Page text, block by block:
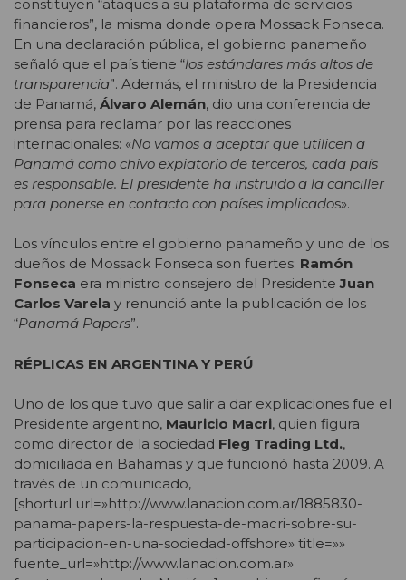
constituyen “ataques a su plataforma de servicios
financieros”, la misma donde opera Mossack Fonseca.
En una declaración pública, el gobierno panameño
señaló que el país tiene “los estándares más altos de
transparencia”. Además, el ministro de la Presidencia
de Panamá, Álvaro Alemán, dio una conferencia de
prensa para reclamar por las reacciones
internacionales: «No vamos a aceptar que utilicen a
Panamá como chivo expiatorio de terceros, cada país
es responsable. El presidente ha instruido a la canciller
para ponerse en contacto con países implicados».
Los vínculos entre el gobierno panameño y uno de los
dueños de Mossack Fonseca son fuertes: Ramón
Fonseca era ministro consejero del PresidenteJuan
Carlos Varela y renunció ante la publicación de los
“Panamá Papers”.
RÉPLICAS EN ARGENTINA Y PERÚ
Uno de los que tuvo que salir a dar explicaciones fue el
Presidente argentino, Mauricio Macri, quien figura
como director de la sociedad Fleg Trading Ltd.,
domiciliada en Bahamas y que funcionó hasta 2009. A
través de un comunicado,
[shorturl url=»http://www.lanacion.com.ar/1885830-
panama-papers-la-respuesta-de-macri-sobre-su-
participacion-en-una-sociedad-offshore» title=»»
fuente_url=»http://www.lanacion.com.ar»